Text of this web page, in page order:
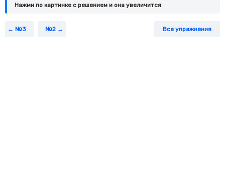
Нажми по картинке c решением и она увеличится
№3 №2 Все упражнения